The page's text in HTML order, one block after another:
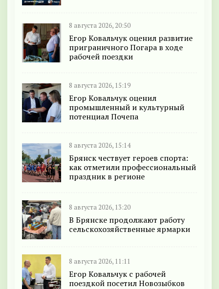
8 августа 2026, 20:50
Егор Ковальчук оценил развитие
приграничного Погара в ходе
рабочей поездки
8 августа 2026, 15:19
Егор Ковальчук оценил
промышленный и культурный
потенциал Почепа
8 августа 2026, 15:14
Брянск чествует героев спорта:
как отметили профессиональный
праздник в регионе
8 августа 2026, 13:20
В Брянске продолжают работу
сельскохозяйственные ярмарки
8 августа 2026, 11:11
Егор Ковальчук с рабочей
поездкой посетил Новозыбков